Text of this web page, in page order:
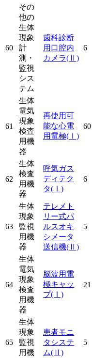
60
その
他の
生体
現象
計
測・
監視
シス
テム
歯科診断
用口腔内
カメラ(Ⅱ)
6
61
生体
電気
現象
検査
用機
器
再使用可
能な心電
用電極(Ⅰ)
60
62
生体
検査
用機
器
呼気ガス
ディテク
タ(Ⅰ)
6
63
生体
現象
監視
用機
器
テレメト
リー式パ
ルスオキ
シメータ
送信機(Ⅱ)
5
64
生体
電気
現象
検査
用機
器
脳波用電
極キャッ
プ(Ⅰ)
21
65
生体
現象
監視
用機
患者モニ
タシステ
ム(Ⅱ)
5